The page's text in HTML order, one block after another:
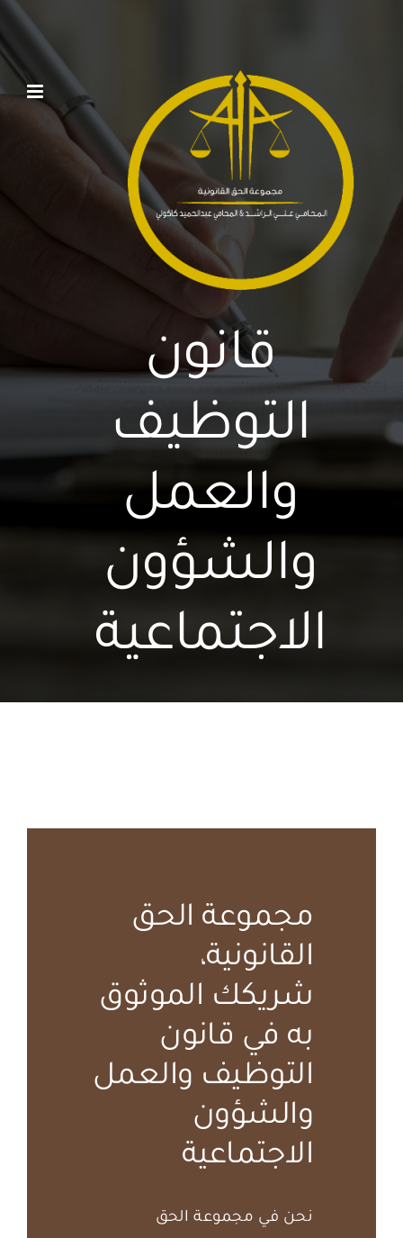
قانون
التوظيف
والعمل
والشؤون
الاجتماعية
مجموعة الحق
القانونية،
شريكك الموثوق
به في قانون
التوظيف والعمل
والشؤون
الاجتماعية
نحن في مجموعة الحق